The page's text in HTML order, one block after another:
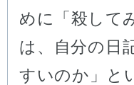
めに「殺して
は、自分の日
すいのか」と